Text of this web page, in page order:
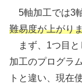
5軸加工では3
難易度が上がり
まず、1つ目と
加工のプログラ
トと違い、現在